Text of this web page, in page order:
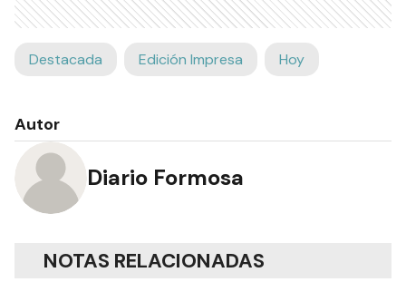
Destacada Edición Impresa Hoy
Autor
Diario Formosa
NOTAS RELACIONADAS